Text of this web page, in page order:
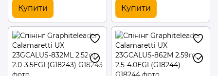
Купити Купити